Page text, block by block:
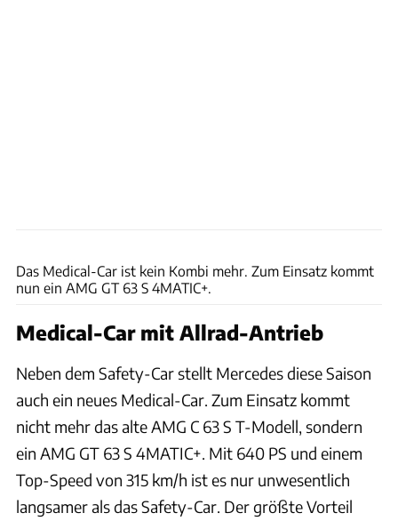
Das Medical-Car ist kein Kombi mehr. Zum Einsatz kommt
nun ein AMG GT 63 S 4MATIC+.
Medical-Car mit Allrad-Antrieb
Neben dem Safety-Car stellt Mercedes diese Saison
auch ein neues Medical-Car. Zum Einsatz kommt
nicht mehr das alte AMG C 63 S T-Modell, sondern
ein AMG GT 63 S 4MATIC+. Mit 640 PS und einem
Top-Speed von 315 km/h ist es nur unwesentlich
langsamer als das Safety-Car. Der größte Vorteil